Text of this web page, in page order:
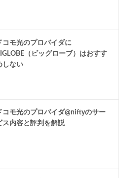
コモ光のプロバイダに
（ビッグローブ）はおすす
しない
コモ光のプロバイダ@niftyのサー
ス内容と評判を解説